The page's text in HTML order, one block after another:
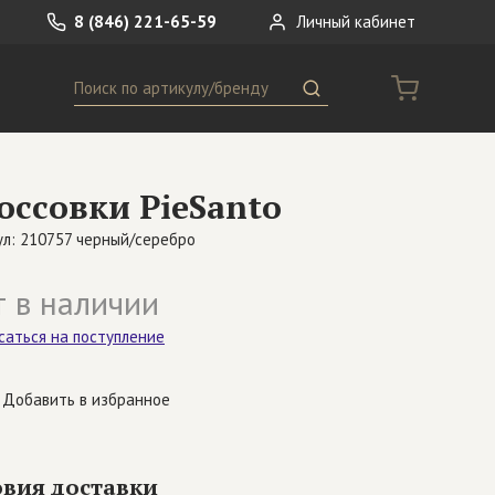
8 (846) 221-65-59 Личный кабинет
Другое
Поиск
PieSanto
210757 черный/серебро
в наличии
на поступление
Добавить в избранное
доставки